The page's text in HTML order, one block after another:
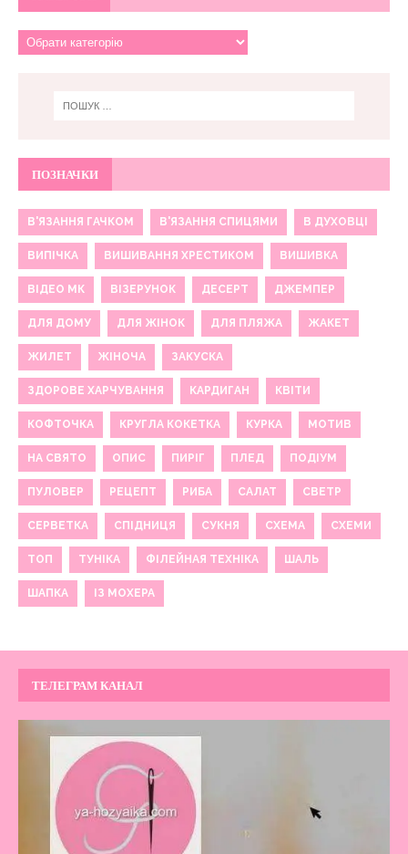
ПОЗНАЧКИ
В'ЯЗАННЯ ГАЧКОМ В'ЯЗАННЯ СПИЦЯМИ В ДУХОВЦІ
ВИПІЧКА ВИШИВАННЯ ХРЕСТИКОМ ВИШИВКА
ВІДЕО МК ВІЗЕРУНОК ДЕСЕРТ ДЖЕМПЕР
ДЛЯ ДОМУ ДЛЯ ЖІНОК ДЛЯ ПЛЯЖА ЖАКЕТ
ЖИЛЕТ ЖІНОЧА ЗАКУСКА
ЗДОРОВЕ ХАРЧУВАННЯ КАРДИГАН КВІТИ
КОФТОЧКА КРУГЛА КОКЕТКА КУРКА МОТИВ
НА СВЯТО ОПИС ПИРІГ ПЛЕД ПОДІУМ
ПУЛОВЕР РЕЦЕПТ РИБА САЛАТ СВЕТР
СЕРВЕТКА СПІДНИЦЯ СУКНЯ СХЕМА СХЕМИ
ТОП ТУНІКА ФІЛЕЙНАЯ ТЕХНІКА ШАЛЬ
ШАПКА ІЗ МОХЕРА
ТЕЛЕГРАМ КАНАЛ